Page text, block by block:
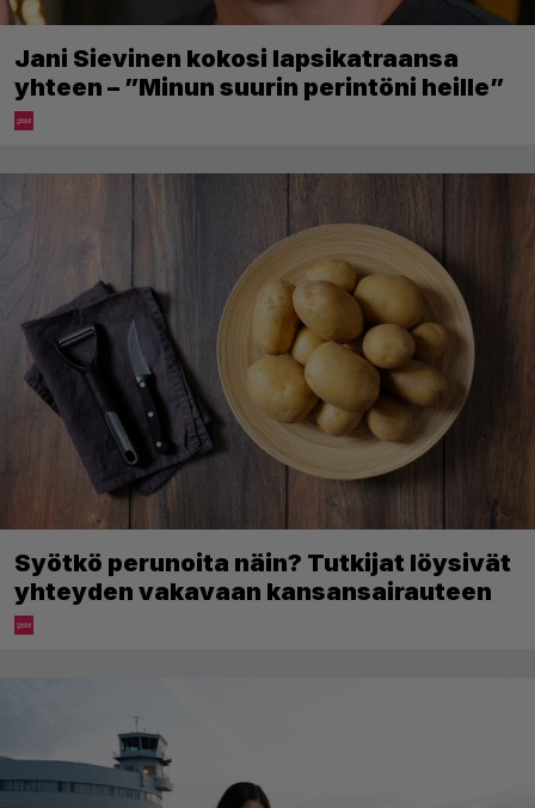
Jani Sievinen kokosi lapsikatraansa
yhteen – ”Minun suurin perintöni heille”
Syötkö perunoita näin? Tutkijat löysivät
yhteyden vakavaan kansansairauteen